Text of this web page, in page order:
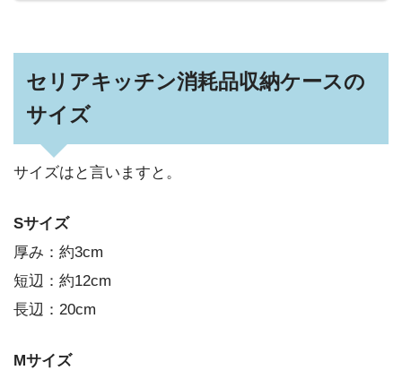
セリアキッチン消耗品収納ケースの
サイズ
サイズはと言いますと。
Sサイズ
厚み：約3cm
短辺：約12cm
長辺： 20cm
Mサイズ